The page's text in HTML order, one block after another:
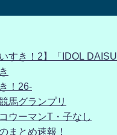
すき！2】「IDOL
！26-
馬グランプリ
ウーマンT・子なし
まとめ速報！